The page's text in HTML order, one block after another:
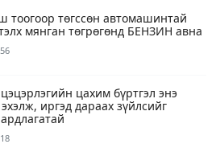
тоогоор төгссөн автомашинтай
мянган төгрөгөнд БЕНЗИН авна
цахим бүртгэл энэ
иргэд дараах зүйлсийг